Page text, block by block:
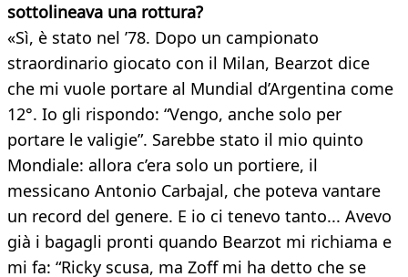
sottolineava una rottura?
«Sì, è stato nel ’78. Dopo un campionato
straordinario giocato con il Milan, Bearzot dice
che mi vuole portare al Mundial d’Argentina come
12°. Io gli rispondo: “Vengo, anche solo per
portare le valigie”. Sarebbe stato il mio quinto
Mondiale: allora c’era solo un portiere, il
messicano Antonio Carbajal, che poteva vantare
un record del genere. E io ci tenevo tanto... Avevo
già i bagagli pronti quando Bearzot mi richiama e
mi fa: “Ricky scusa, ma Zoff mi ha detto che se